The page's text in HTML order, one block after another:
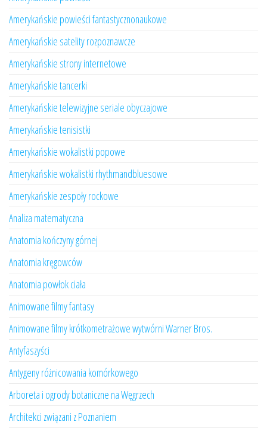
Amerykańskie powieści fantastycznonaukowe
Amerykańskie satelity rozpoznawcze
Amerykańskie strony internetowe
Amerykańskie tancerki
Amerykańskie telewizyjne seriale obyczajowe
Amerykańskie tenisistki
Amerykańskie wokalistki popowe
Amerykańskie wokalistki rhythmandbluesowe
Amerykańskie zespoły rockowe
Analiza matematyczna
Anatomia kończyny górnej
Anatomia kręgowców
Anatomia powłok ciała
Animowane filmy fantasy
Animowane filmy krótkometrażowe wytwórni Warner Bros.
Antyfaszyści
Antygeny różnicowania komórkowego
Arboreta i ogrody botaniczne na Węgrzech
Architekci związani z Poznaniem